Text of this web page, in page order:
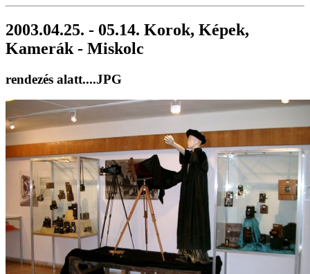
2003.04.25. - 05.14. Korok, Képek,
Kamerák - Miskolc
rendezés alatt....JPG